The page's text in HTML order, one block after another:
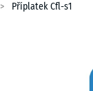
Příplatek Cfl-s1